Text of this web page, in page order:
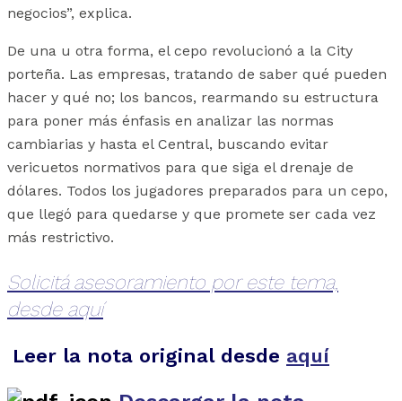
negocios”, explica.
De una u otra forma, el cepo revolucionó a la City
porteña. Las empresas, tratando de saber qué pueden
hacer y qué no; los bancos, rearmando su estructura
para poner más énfasis en analizar las normas
cambiarias y hasta el Central, buscando evitar
vericuetos normativos para que siga el drenaje de
dólares. Todos los jugadores preparados para un cepo,
que llegó para quedarse y que promete ser cada vez
más restrictivo.
Solicitá asesoramiento por este tema,
desde aquí
Leer la nota original desde aquí